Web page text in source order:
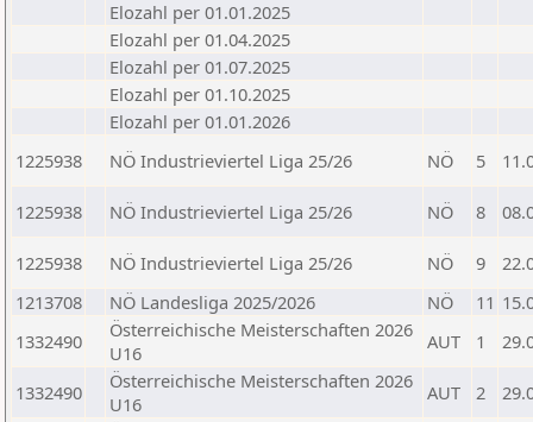
Elozahl per 01.01.2025
Elozahl per 01.04.2025
Elozahl per 01.07.2025
Elozahl per 01.10.2025
Elozahl per 01.01.2026
1225938
NÖ Industrieviertel Liga 25/26 NÖ 5
1225938 NÖ Industrieviertel Liga 25/26 NÖ 8
1225938 NÖ Industrieviertel Liga 25/26 NÖ 9
1213708
NÖ Landesliga 2025/2026 NÖ 11
1332490
Österreichische Meisterschaften 2026
U16
AUT 1
1332490
Österreichische Meisterschaften 2026
U16
AUT 2